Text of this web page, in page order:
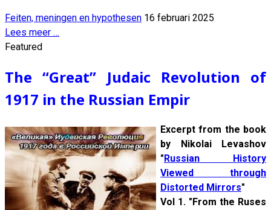
Feiten, meningen en hypothesen 16 februari 2025
Lees meer …
Featured
The “Great” Judaic Revolution of
1917 in the Russian Empir
Excerpt from the book
by Nikolai Levashov
" Russian History
Viewed through
Distorted Mirrors"
Vol 1. "From the Ruses